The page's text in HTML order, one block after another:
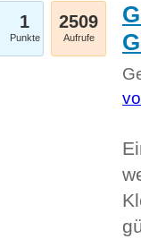
1
Punkte
2509
Aufrufe